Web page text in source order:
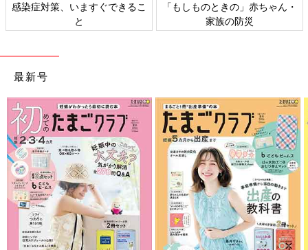
感染症対策、いますぐできるこ
と
「もしものときの」赤ちゃん・
家族の防災
最新号